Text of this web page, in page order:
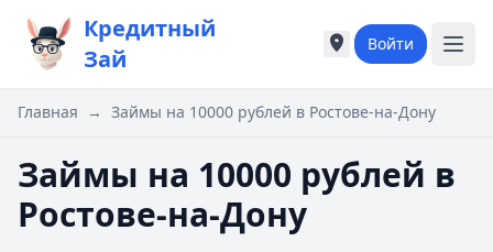
Кредитный
Зай
Города России
Москва
Екатеринбург
Казань
Города России
Москва
Екатеринбург
Казань
Войти
Главная → Займы на 10000 рублей в Ростове-на-Дону
Займы на 10000 рублей в
Ростове-на-Дону